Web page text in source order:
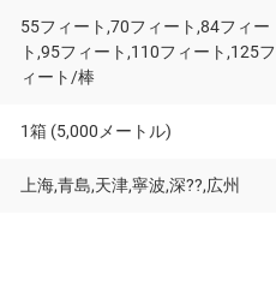
55フィート,70フィート,84フィー
ト,95フィート,110フィート,125フ
ィート/棒
1箱 (5,000メートル)
上海,青島,天津,寧波,深??,広州